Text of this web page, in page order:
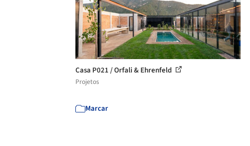
Casa P021 / Orfali & Ehrenfeld
Projetos
Marcar